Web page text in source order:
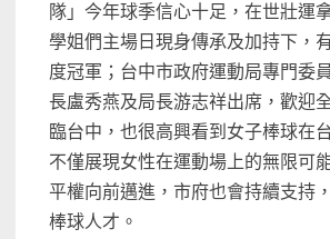
隊」今年球季信心十足，在世壯運
學姐們主場日現身傳承及加持下，
度冠軍；台中市政府運動局專門委
長盧秀燕及局長游志祥出席，歡迎
臨台中，也很高興看到女子棒球在
不僅展現女性在運動場上的無限可
平權向前邁進，市府也會持續支持
棒球人才。